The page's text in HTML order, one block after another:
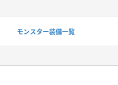
モンスター装備一覧